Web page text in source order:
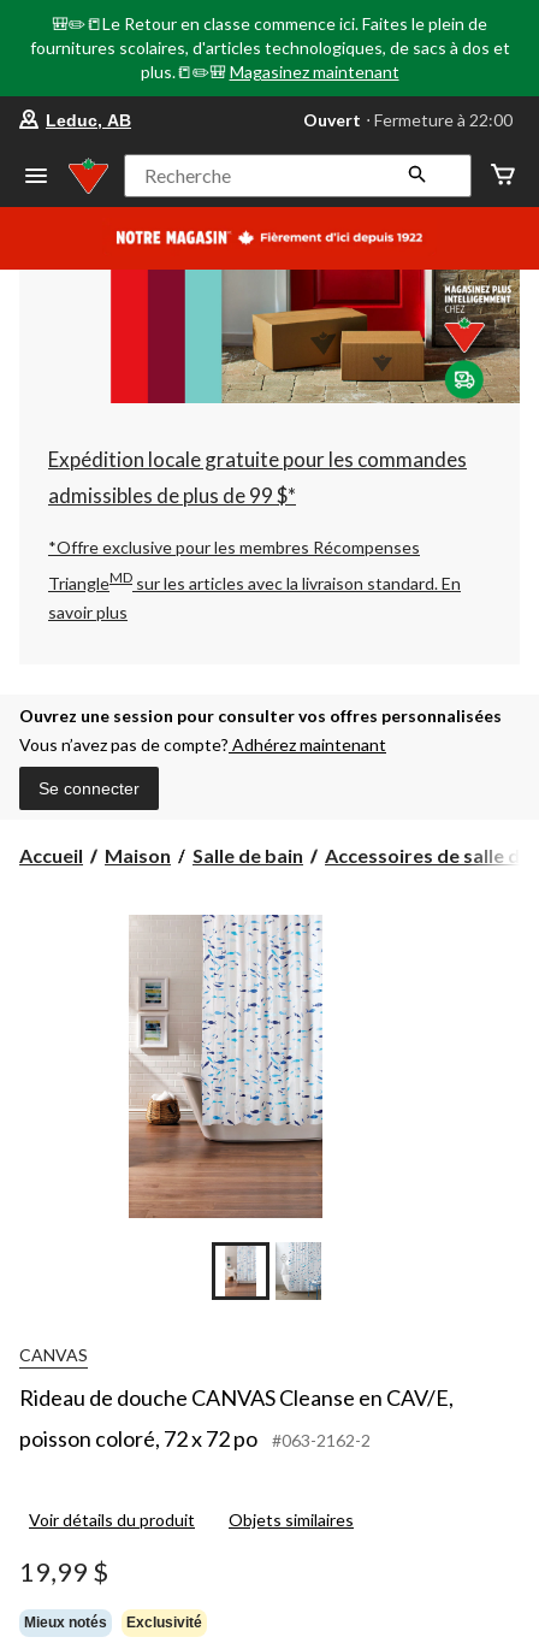
🎒✏️📒Le Retour en classe commence ici. Faites le plein de
fournitures scolaires, d'articles technologiques, de sacs à dos et
plus.📒✏️🎒 Magasinez maintenant
votre
préféré
Leduc,
AB,
courament
Fermeture
à
22:00
cliquer
pour
changer
Leduc, AB Ouvert ⋅ Fermeture à 22:00
Recherche
Expédition locale gratuite pour les commandes
admissibles de plus de 99 $*
*Offre exclusive pour les membres Récompenses
TriangleMD sur les articles avec la livraison standard.En
savoir plus
Ouvrez une session pour consulter vos offres personnalisées
Vous n’avez pas de compte? Adhérez maintenant
Se connecter
Accueil Maison Salle de bain Accessoires de salle de
CANVAS
Rideau de douche CANVAS Cleanse en CAV/E,
poisson coloré, 72 x 72 po
#063-2162-2
Voir détails du produit Objets similaires
19,99 $
Mieux notés Exclusivité